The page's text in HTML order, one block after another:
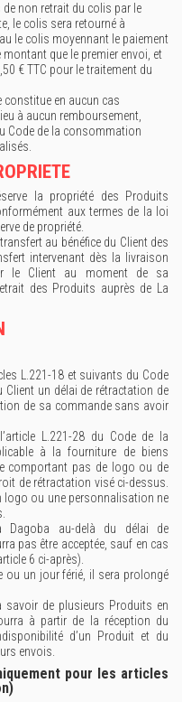
non retrait du colis par le
le colis sera retourné à
le colis moyennant le paiement
que le premier envoi, et
€ TTC pour le traitement du
constitue en aucun cas
à aucun remboursement,
Code de la consommation
la propriété des Produits
aux termes de la loi
de propriété.
au bénéfice du Client des
intervenant dès la livraison
le Client au moment de sa
des Produits auprès de La
L.221-18 et suivants du Code
un délai de rétractation de
de sa commande sans avoir
L.221-28 du Code de la
à la fourniture de biens
comportant pas de logo ou de
de rétractation visé ci-dessus.
logo ou une personnalisation ne
Dagoba au-delà du délai de
pas être acceptée, sauf en cas
6 ci-après).
ou un jour férié, il sera prolongé
de plusieurs Produits en
à partir de la réception du
d’un Produit et du
envois.
pour les articles